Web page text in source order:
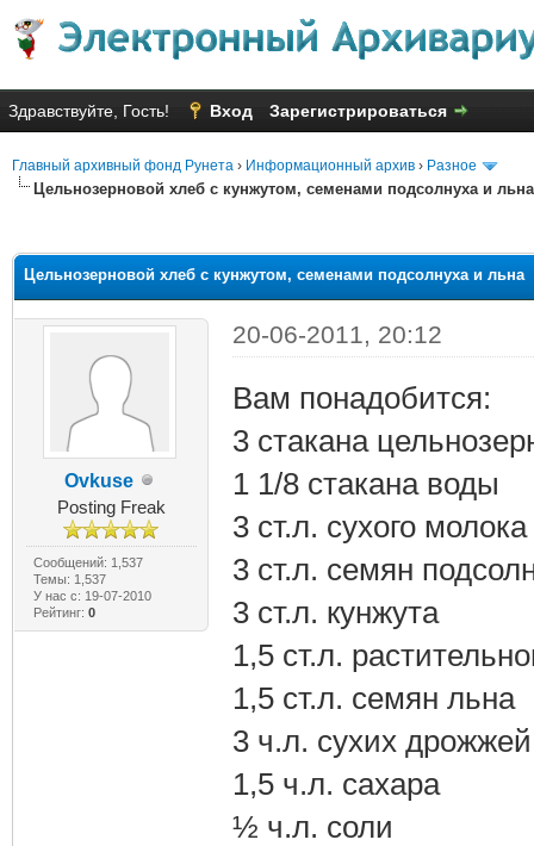
Здравствуйте, Гость! Вход Зарегистрироваться
Главный архивный фонд Рунета › Информационный архив › Разное
Цельнозерновой хлеб с кунжутом, семенами подсолнуха и льна
Цельнозерновой хлеб с кунжутом, семенами подсолнуха и льна
Ovkuse
Posting Freak
Сообщений: 1,537
Темы: 1,537
У нас с: 19-07-2010
Рейтинг: 0
20-06-2011, 20:12
Вам понадобится:
3 стакана
1 1/8 стакана воды
3 ст.л. сухого молока
3 ст.л. семян
3 ст.л. кунжута
1,5 ст.л.
1,5 ст.л. семян льна
3 ч.л. сухих дрожжей
1,5 ч.л. сахара
½ ч.л. соли